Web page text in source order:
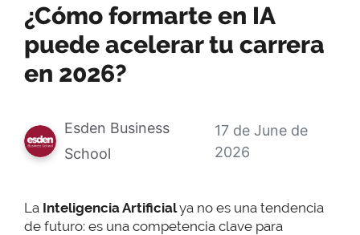
¿Cómo formarte en IA
puede acelerar tu carrera
en 2026?
Esden Business
School
17 de June de
2026
La Inteligencia Artificialya no es una tendencia
de futuro: es una competencia clave para